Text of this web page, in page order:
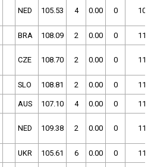
NED 105.53 4 0.00 0
BRA 108.09 2 0.00 0
CZE 108.70 2 0.00 0
SLO 108.81 2 0.00 0
AUS 107.10 4 0.00 0
NED 109.38 2 0.00 0
UKR 105.61 6 0.00 0